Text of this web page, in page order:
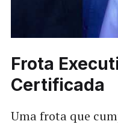
Frota
Certificada
Uma frota que